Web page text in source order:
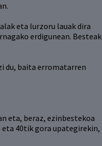
eta lurzoru lauak dira
erdigunean. Besteak
du, baita erromatarren
eta, beraz, ezinbestekoa
40tik gora upategirekin,